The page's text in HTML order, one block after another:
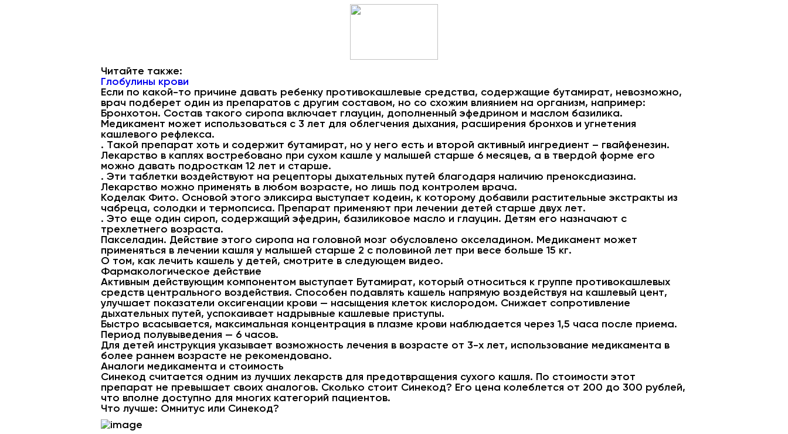
Читайте также:
Глобулины крови
Если по какой-то причине давать ребенку противокашлевые средства, содержащие бутамират, невозможно,
врач подберет один из препаратов с другим составом, но со схожим влиянием на организм, например:
Бронхотон. Состав такого сиропа включает глауцин, дополненный эфедрином и маслом базилика.
Медикамент может использоваться с 3 лет для облегчения дыхания, расширения бронхов и угнетения
кашлевого рефлекса.
. Такой препарат хоть и содержит бутамират, но у него есть и второй активный ингредиент – гвайфенезин.
Лекарство в каплях востребовано при сухом кашле у малышей старше 6 месяцев, а в твердой форме его
можно давать подросткам 12 лет и старше.
. Эти таблетки воздействуют на рецепторы дыхательных путей благодаря наличию преноксдиазина.
Лекарство можно применять в любом возрасте, но лишь под контролем врача.
Коделак Фито. Основой этого эликсира выступает кодеин, к которому добавили растительные экстракты из
чабреца, солодки и термопсиса. Препарат применяют при лечении детей старше двух лет.
. Это еще один сироп, содержащий эфедрин, базиликовое масло и глауцин. Детям его назначают с
трехлетнего возраста.
Пакселадин. Действие этого сиропа на головной мозг обусловлено окселадином. Медикамент может
применяться в лечении кашля у малышей старше 2 с половиной лет при весе больше 15 кг.
О том, как лечить кашель у детей, смотрите в следующем видео.
Фармакологическое действие
Активным действующим компонентом выступает Бутамират, который относиться к группе противокашлевых
средств центрального воздействия. Способен подавлять кашель напрямую воздействуя на кашлевый цент,
улучшает показатели оксигенации крови — насыщения клеток кислородом. Снижает сопротивление
дыхательных путей, успокаивает надрывные кашлевые приступы.
Быстро всасывается, максимальная концентрация в плазме крови наблюдается через 1,5 часа после приема.
Период полувыведения — 6 часов.
Для детей инструкция указывает возможность лечения в возрасте от 3-х лет, использование медикамента в
более раннем возрасте не рекомендовано.
Аналоги медикамента и стоимость
Синекод считается одним из лучших лекарств для предотвращения сухого кашля. По стоимости этот
препарат не превышает своих аналогов. Сколько стоит Синекод? Его цена колеблется от 200 до 300 рублей,
что вполне доступно для многих категорий пациентов.
Что лучше: Омнитус или Синекод?